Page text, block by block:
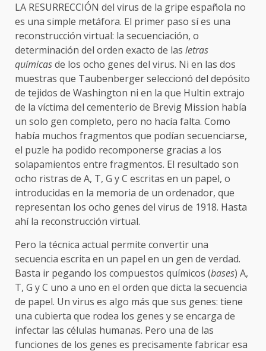
LA RESURRECCIÓN del virus de la gripe española no
es una simple metáfora. El primer paso sí es una
reconstrucción virtual: la secuenciación, o
determinación del orden exacto de las letras
químicasde los ocho genes del virus. Ni en las dos
muestras que Taubenberger seleccionó del depósito
de tejidos de Washington ni en la que Hultin extrajo
de la víctima del cementerio de Brevig Mission había
un solo gen completo, pero no hacía falta. Como
había muchos fragmentos que podían secuenciarse,
el puzle ha podido recomponerse gracias a los
solapamientos entre fragmentos. El resultado son
ocho ristras de A, T, G y C escritas en un papel, o
introducidas en la memoria de un ordenador, que
representan los ocho genes del virus de 1918. Hasta
ahí la reconstrucción virtual.
Pero la técnica actual permite convertir una
secuencia escrita en un papel en un gen de verdad.
Basta ir pegando los compuestos químicos (bases) A,
T, G y C uno a uno en el orden que dicta la secuencia
de papel. Un virus es algo más que sus genes: tiene
una cubierta que rodea los genes y se encarga de
infectar las células humanas. Pero una de las
funciones de los genes es precisamente fabricar esa